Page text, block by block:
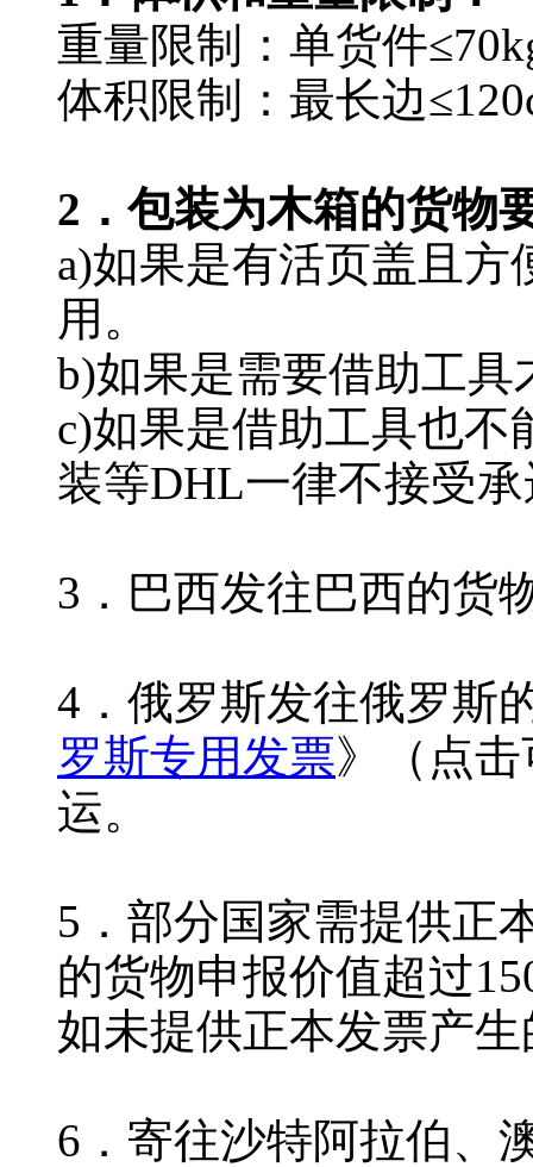
重量限制：单货件
体积限制：最长边
2．包装为木箱的货物
a)如果是有活页盖且
用。
b)如果是需要借助工
c)如果是借助工具也
装等DHL一律不接受
3．巴西发往巴西的货
4．俄罗斯发往俄罗斯
罗斯专用发票》（点
运。
5．部分国家需提供正
的货物申报价值超过
如未提供正本发票产
6．寄往沙特阿拉伯、